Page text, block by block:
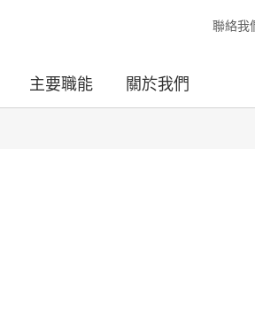
聯絡我
主要職能 關於我們